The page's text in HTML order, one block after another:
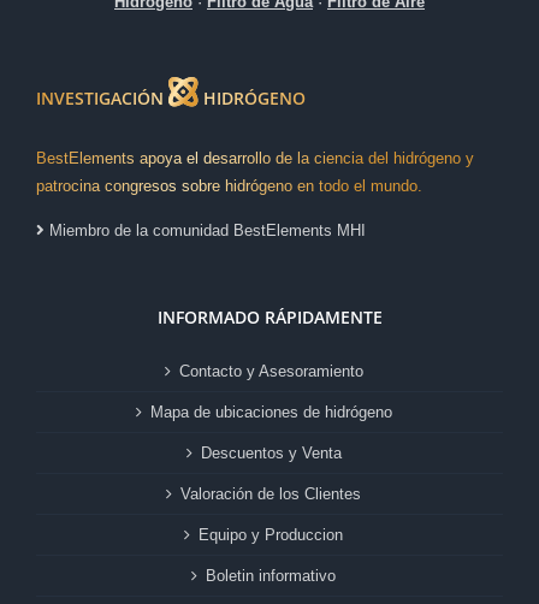
INVESTIGACIÓN HIDRÓGENO
BestElements apoya el desarrollo de la ciencia del hidrógeno y
patrocina congresos sobre hidrógeno en todo el mundo.
Miembro de la comunidad BestElements MHI
INFORMADO RÁPIDAMENTE
Contacto y Asesoramiento
Mapa de ubicaciones de hidrógeno
Descuentos y Venta
Valoración de los Clientes
Equipo y Produccion
Boletin informativo